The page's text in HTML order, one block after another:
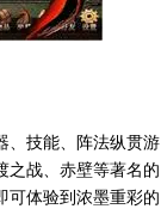
技能、阵法纵贯游
之战、赤壁等著名的
可体验到浓墨重彩的